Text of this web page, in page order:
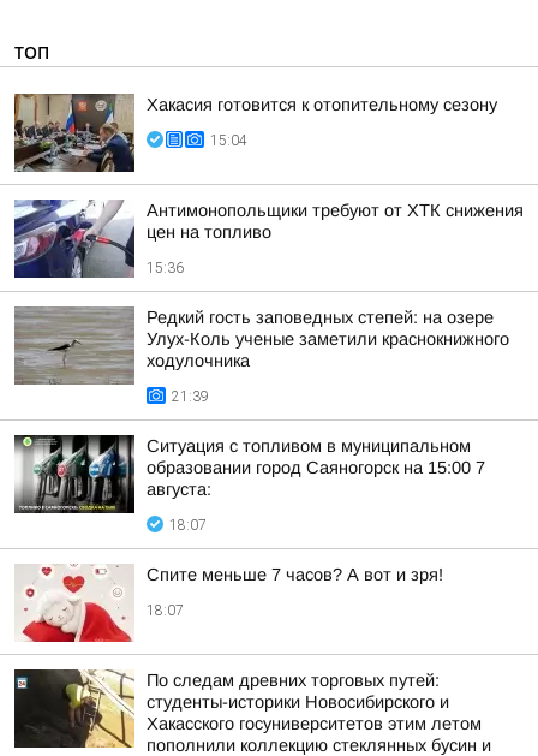
ТОП
Хакасия готовится к отопительному сезону
15:04
Антимонопольщики требуют от ХТК снижения
цен на топливо
15:36
Редкий гость заповедных степей: на озере
Улух-Коль ученые заметили краснокнижного
ходулочника
21:39
Ситуация с топливом в муниципальном
образовании город Саяногорск на 15:00 7
августа:
18:07
Спите меньше 7 часов? А вот и зря!
18:07
По следам древних торговых путей:
студенты-историки Новосибирского и
Хакасского госуниверситетов этим летом
пополнили коллекцию стеклянных бусин и